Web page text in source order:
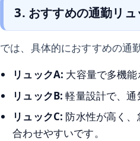
3. おすすめの通勤リュ
では、具体的におすすめの通
リュックA: 大容量で多機
リュックB: 軽量設計で、通
リュックC: 防水性が高く
合わせやすいです。